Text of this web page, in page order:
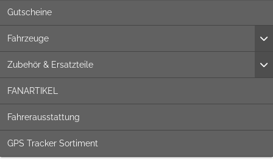
Gutscheine
Fahrzeuge
Zubehör & Ersatzteile
FANARTIKEL
Fahrerausstattung
GPS Tracker Sortiment